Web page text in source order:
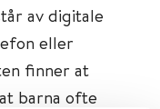
av digitale
eller
finner at
barna ofte